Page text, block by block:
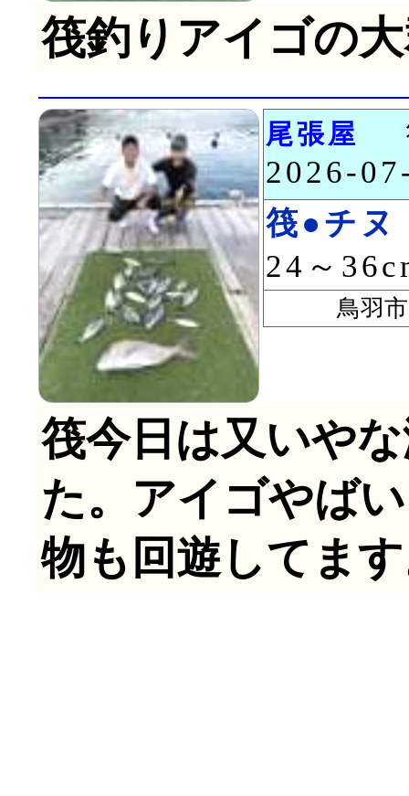
筏釣りアイゴの
尾張屋
2026-
筏●チヌ
24～
鳥羽市
筏今日は又いや
た。アイゴやば
物も回遊してま